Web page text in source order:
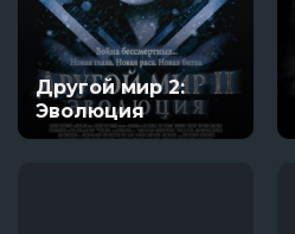
Другой мир 2:
Эволюция